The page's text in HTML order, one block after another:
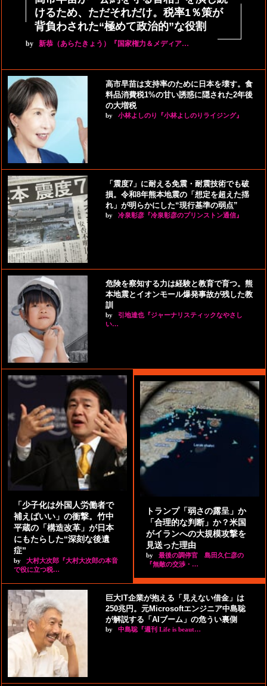
けるため、ただそれだけ。税率1％策が
背負わされた“極めて政治的”な役割
by 新恭（あらたきょう）『国家権力＆メディア…
高市早苗は支持率のために日本を壊す。食
料品消費税1%の甘い誘惑に隠された2年後
の大増税
by 小林よしのり『小林よしのりライジング』
「震度7」に耐える免震・耐震技術でも破
損。令和8年熊本地震の「想定を超えた揺
れ」が明らかにした“現行基準の弱点”
by 冷泉彰彦『冷泉彰彦のプリンストン通信』
危険を察知する力は経験と教育で育つ。熊
本地震とイオンモール爆発事故が残した教
訓
by
引地達也『ジャーナリスティックなやさし
い…
「少子化は外国人労働者で
補えばいい」の衝撃。竹中
平蔵の「構造改革」が日本
にもたらした“深刻な後遺
症”
by
大村大次郎『大村大次郎の本音
で役に立つ税…
トランプ「弱さの露呈」か
「合理的な判断」か？米国
がイランへの大規模攻撃を
見送った理由
by
最後の調停官 島田久仁彦の
『無敵の交渉・…
巨大IT企業が抱える「見えない借金」は
250兆円。元Microsoftエンジニア中島聡
が解説する「AIブーム」の危うい裏側
by 中島聡『週刊 Life is beaut…